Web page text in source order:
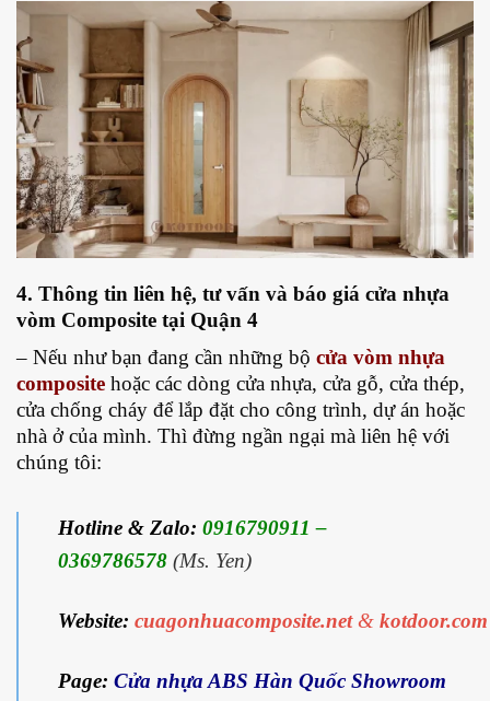
4. Thông tin liên hệ, tư vấn và báo giá cửa nhựa
vòm Composite tại Quận 4
– Nếu như bạn đang cần những bộ cửa vòm nhựa
composite hoặc các dòng cửa nhựa, cửa gỗ, cửa thép,
cửa chống cháy để lắp đặt cho công trình, dự án hoặc
nhà ở của mình. Thì đừng ngần ngại mà liên hệ với
chúng tôi:
Hotline & Zalo: 0916790911 –
0369786578 (Ms. Yen)
Website: cuagonhuacomposite.net& kotdoor.com
Page: Cửa nhựa ABS Hàn Quốc Showroom